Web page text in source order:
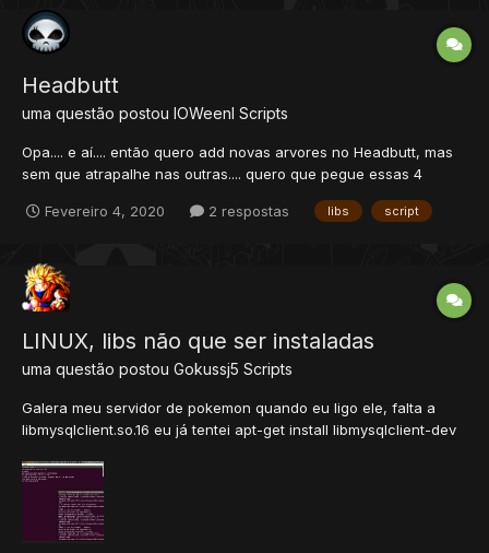
Headbutt
uma questão postou IOWeenI Scripts
Opa.... e aí.... então quero add novas arvores no Headbutt, mas
sem que atrapalhe nas outras.... quero que pegue essas 4
2705 = "19965' 2704 = "19964" tipo quero que todas essas
Fevereiro 4, 2020 2 respostas libs script
LINUX, libs não que ser instaladas
uma questão postou Gokussj5 Scripts
Galera meu servidor de pokemon quando eu ligo ele, falta a
libmysqlclient.so.16 eu já tentei apt-get install libmysqlclient-dev
instala por favor podem me ajudar, BASE POKESTORM